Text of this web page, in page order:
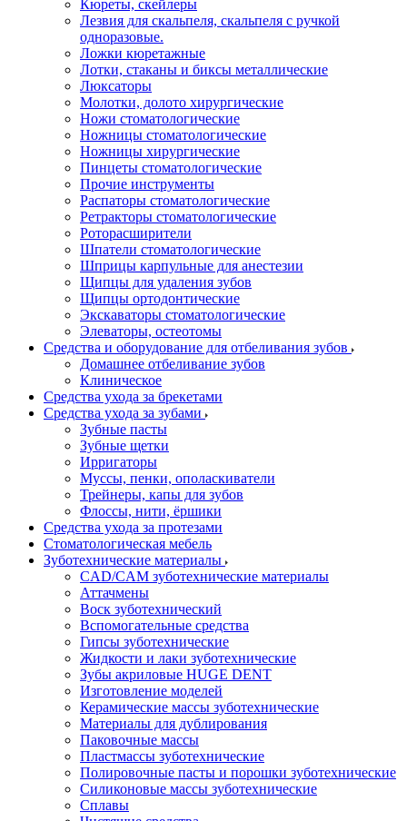
Кюреты, скейлеры
Лезвия для скальпеля, скальпеля с ручкой
одноразовые.
Ложки кюретажные
Лотки, стаканы и биксы металлические
Люксаторы
Молотки, долото хирургические
Ножи стоматологические
Ножницы стоматологические
Ножницы хирургические
Пинцеты стоматологические
Прочие инструменты
Распаторы стоматологические
Ретракторы стоматологические
Роторасширители
Шпатели стоматологические
Шприцы карпульные для анестезии
Щипцы для удаления зубов
Щипцы ортодонтические
Экскаваторы стоматологические
Элеваторы, остеотомы
Средства и оборудование для отбеливания зубов
Домашнее отбеливание зубов
Клиническое
Средства ухода за брекетами
Средства ухода за зубами
Зубные пасты
Зубные щетки
Ирригаторы
Муссы, пенки, ополаскиватели
Трейнеры, капы для зубов
Флоссы, нити, ёршики
Средства ухода за протезами
Стоматологическая мебель
Зуботехнические материалы
CAD/CAM зуботехнические материалы
Аттачмены
Воск зуботехнический
Вспомогательные средства
Гипсы зуботехнические
Жидкости и лаки зуботехнические
Зубы акриловые HUGE DENT
Изготовление моделей
Керамические массы зуботехнические
Материалы для дублирования
Паковочные массы
Пластмассы зуботехнические
Полировочные пасты и порошки зуботехнические
Силиконовые массы зуботехнические
Сплавы